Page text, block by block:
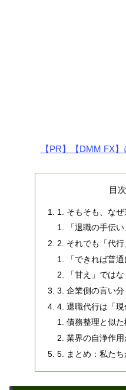
【PR】【DMM FX
目次
1. そもそも、な
「退職の手伝
2. それでも「代
「できれば普
「甘え」では
3. 企業側の言い
4. 退職代行は「
債務整理と似た
業界の自浄作
5. まとめ：私た